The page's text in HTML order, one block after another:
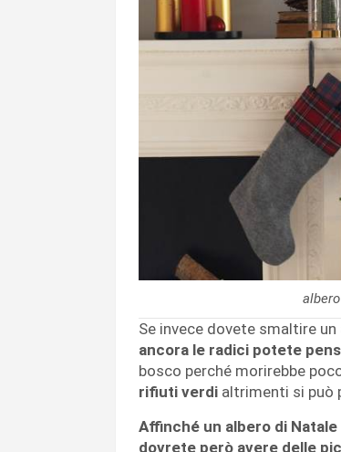
Se invece dovete smaltire
ancora le radici potete
bosco perché morirebbe
rifiuti verdi altrimenti si può
Affinché un albero di
dovrete però avere delle